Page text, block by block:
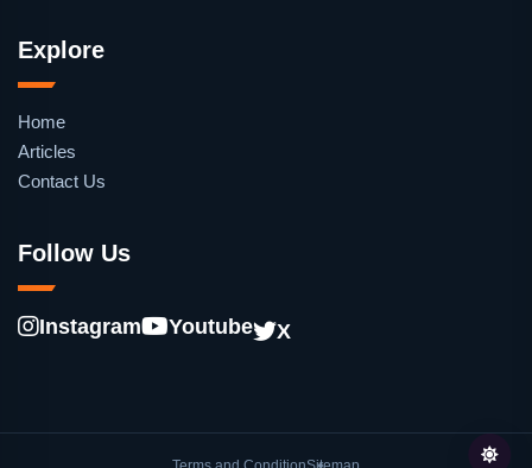
Explore
Home
Articles
Contact Us
Follow Us
Instagram Youtube X